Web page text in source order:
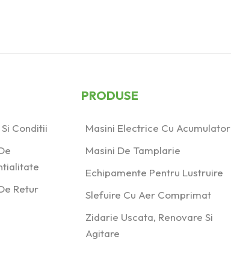
Conditii
Retur
PRODUSE
Masini Electrice Cu Acumulator
Masini De Tamplarie
Echipamente Pentru Lustruire
Slefuire Cu Aer Comprimat
Zidarie Uscata, Renovare Si
Agitare